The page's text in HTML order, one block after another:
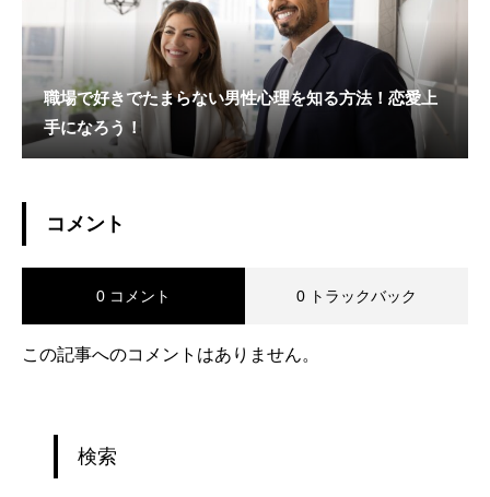
職場で好きでたまらない男性心理を知る方法！恋愛上
手になろう！
コメント
0 コメント 0 トラックバック
この記事へのコメントはありません。
検索